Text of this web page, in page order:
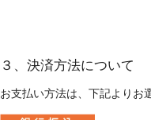
３、決済方法につ
お支払い方法は、下記よりお